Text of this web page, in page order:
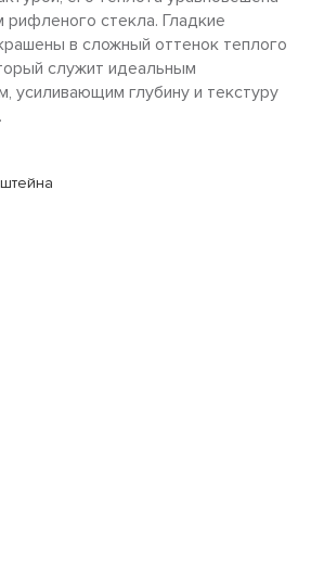
стекла. Гладкие
в сложный оттенок теплого
служит идеальным
усиливающим глубину и текстуру